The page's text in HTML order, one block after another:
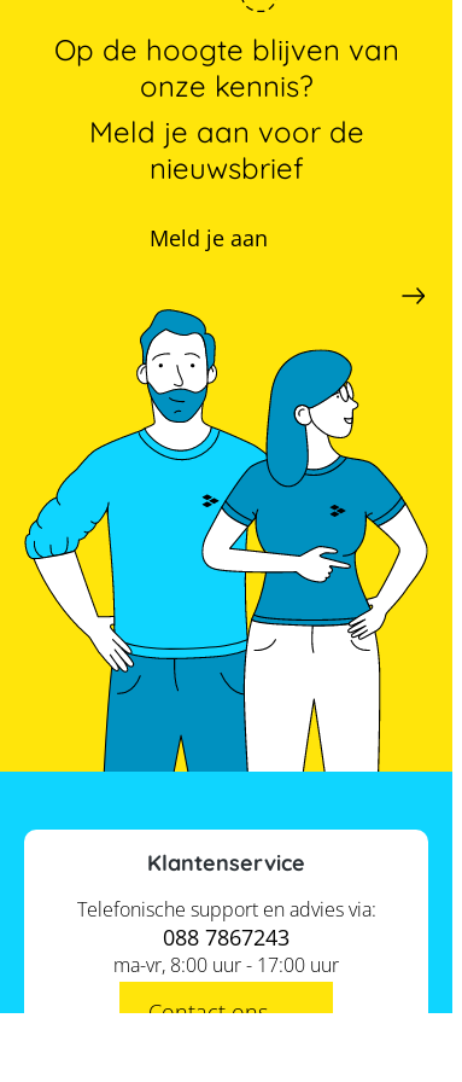
Op de hoogte blijven van
onze kennis?
Meld je aan voor de
nieuwsbrief
Meld je aan
Klantenservice
Telefonische support en advies via:
088 7867243
ma-vr, 8:00 uur - 17:00 uur
Contact ons